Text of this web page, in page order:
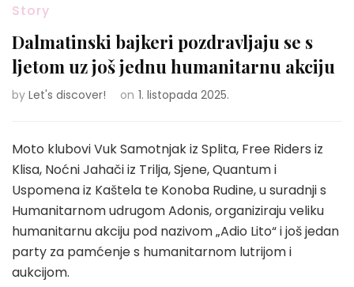
Story
Dalmatinski bajkeri pozdravljaju se s
ljetom uz još jednu humanitarnu akciju
by Let's discover! on 1. listopada 2025.
Moto klubovi Vuk Samotnjak iz Splita, Free Riders iz
Klisa, Noćni Jahači iz Trilja, Sjene, Quantum i
Uspomena iz Kaštela te Konoba Rudine, u suradnji s
Humanitarnom udrugom Adonis, organiziraju veliku
humanitarnu akciju pod nazivom „Adio Lito“ i još jedan
party za pamćenje s humanitarnom lutrijom i
aukcijom.